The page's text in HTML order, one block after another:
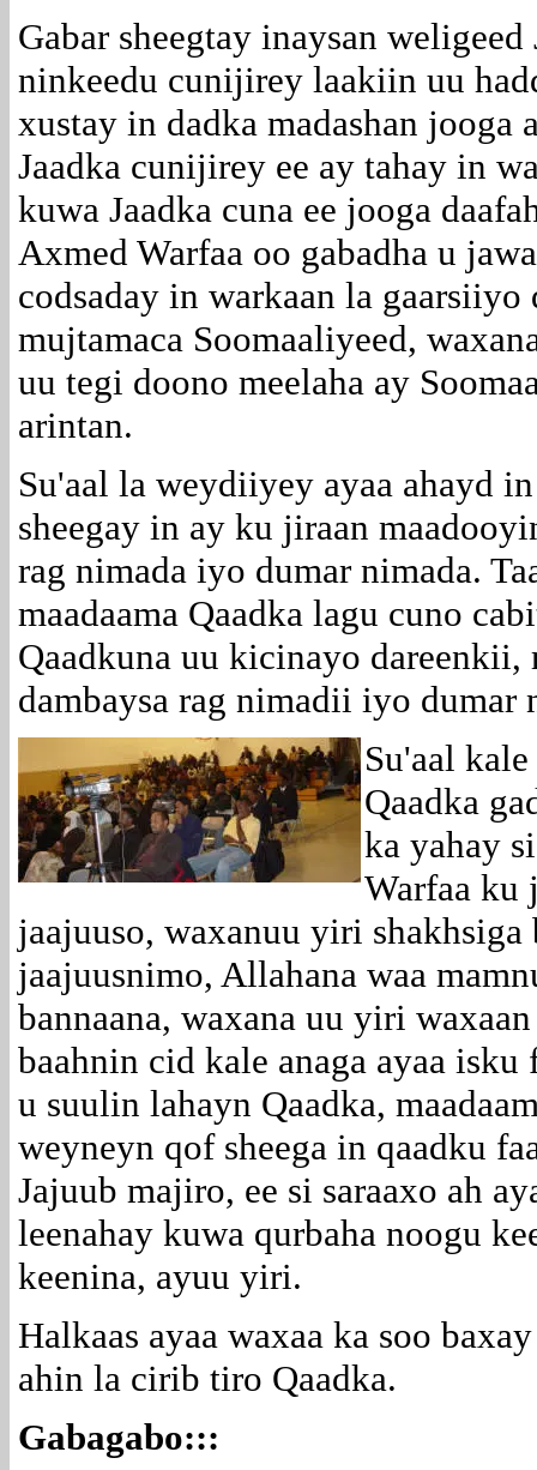
Gabar sheegtay inaysan
ninkeedu cunijirey laakiin uu
xustay in dadka madashan jooga
Jaadka cunijirey ee ay tahay in
kuwa Jaadka cuna ee jooga
Axmed Warfaa oo gabadha u
codsaday in warkaan la gaarsiiyo
mujtamaca Soomaaliyeed,
uu tegi doono meelaha ay
arintan.
Su'aal la weydiiyey ayaa ahayd
sheegay in ay ku jiraan
rag nimada iyo dumar nimada.
maadaama Qaadka lagu cuno
Qaadkuna uu kicinayo dareenkii,
dambaysa rag nimadii iyo
Su'aal
Qaadka
ka yahay
Warfaa ku
jaajuuso, waxanuu yiri shakhsiga
jaajuusnimo, Allahana waa
bannaana, waxana uu yiri
baahnin cid kale anaga ayaa
u suulin lahayn Qaadka,
weyneyn qof sheega in qaadku
Jajuub majiro, ee si saraaxo ah
leenahay kuwa qurbaha noogu
keenina, ayuu yiri.
Halkaas ayaa waxaa ka soo
ahin la cirib tiro Qaadka.
Gabagabo:::